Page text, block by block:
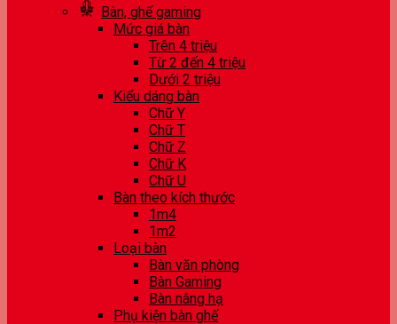
Bàn, ghế gaming
Mức giá bàn
Trên 4 triệu
Từ 2 đến 4 triệu
Dưới 2 triệu
Kiểu dáng bàn
Chữ Y
Chữ T
Chữ Z
Chữ K
Chữ U
Bàn theo kích thước
1m4
1m2
Loại bàn
Bàn văn phòng
Bàn Gaming
Bàn nâng hạ
Phụ kiện bàn ghế